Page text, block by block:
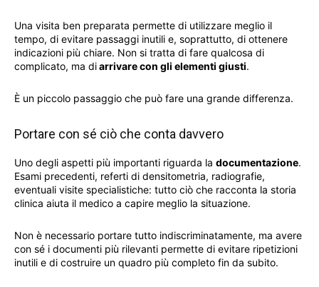
Una visita ben preparata permette di utilizzare meglio il
tempo, di evitare passaggi inutili e, soprattutto, di ottenere
indicazioni più chiare. Non si tratta di fare qualcosa di
complicato, ma diarrivare con gli elementi giusti.
È un piccolo passaggio che può fare una grande differenza.
Portare con sé ciò che conta davvero
Uno degli aspetti più importanti riguarda la documentazione.
Esami precedenti, referti di densitometria, radiografie,
eventuali visite specialistiche: tutto ciò che racconta la storia
clinica aiuta il medico a capire meglio la situazione.
Non è necessario portare tutto indiscriminatamente, ma avere
con sé i documenti più rilevanti permette di evitare ripetizioni
inutili e di costruire un quadro più completo fin da subito.